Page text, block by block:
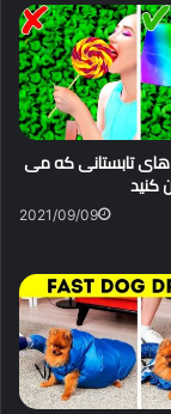
تابستانی که می
کنید
2021/09/09